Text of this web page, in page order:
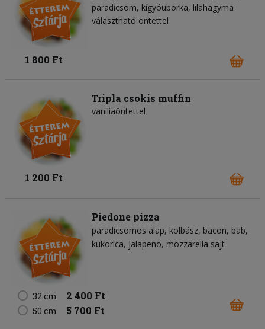
paradicsom kígyóuborka lilahagyma
választható öntettel
1 800 Ft
Tripla csokis muffin
vaníliaöntettel
1 200 Ft
Piedone pizza
paradicsomos alap kolbász bacon bab
kukorica jalapeno mozzarella sajt
32 cm 2 400 Ft
50 cm 5 700 Ft